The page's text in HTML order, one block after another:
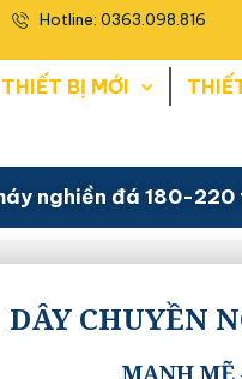
Hotline: 0363.098.816
THIẾT BỊ MỚI
nghiền đá 180-220
DÂY CHUYỀN
MẠNH MẼ